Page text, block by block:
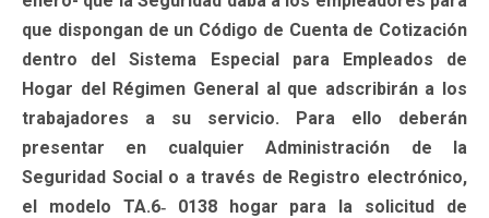
que dispongan de un Código de Cuenta de Cotización
dentro del Sistema Especial para Empleados de
Hogar del Régimen General al que adscribirán a los
trabajadores a su servicio. Para ello deberán
presentar en cualquier Administración de la
Seguridad Social o a través de Registro electrónico,
el modelo TA.6‐ 0138 hogar para la solicitud de